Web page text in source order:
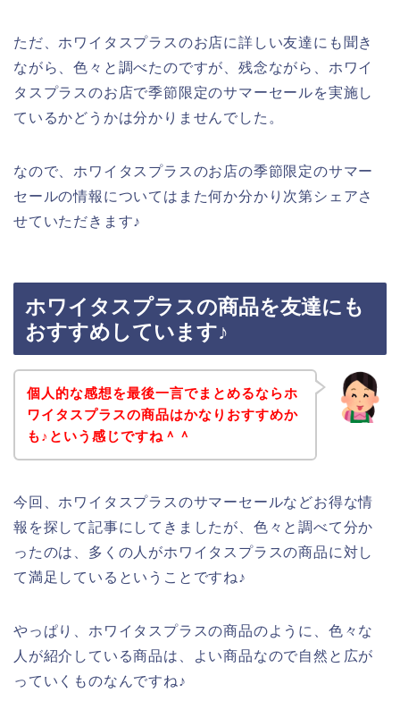
ただ、ホワイタスプラスのお店に詳しい友達にも聞き
ながら、色々と調べたのですが、残念ながら、ホワイ
タスプラスのお店で季節限定のサマーセールを実施し
ているかどうかは分かりませんでした。
なので、ホワイタスプラスのお店の季節限定のサマー
セールの情報についてはまた何か分かり次第シェアさ
せていただきます♪
ホワイタスプラスの商品を友達にも
おすすめしています♪
個人的な感想を最後一言でまとめるならホ
ワイタスプラスの商品はかなりおすすめか
も♪という感じですね＾＾
今回、ホワイタスプラスのサマーセールなどお得な情
報を探して記事にしてきましたが、色々と調べて分か
ったのは、多くの人がホワイタスプラスの商品に対し
て満足しているということですね♪
やっぱり、ホワイタスプラスの商品のように、色々な
人が紹介している商品は、よい商品なので自然と広が
っていくものなんですね♪